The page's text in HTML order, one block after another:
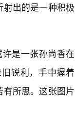
出的是一种积极
是一张孙尚香在
锐利，手中握着
所思。这张图片